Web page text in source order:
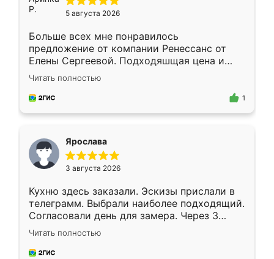
5 августа 2026
Больше всех мне понравилось
предложение от компании Ренессанс от
Елены Сергеевой. Подходяшщая цена и
короткие сроки изготовления. Приехавший
для замера сотрудник Владислав
предложил по моему эскизу самый
Читать полностью
1
Ярослава
3 августа 2026
Кухню здесь заказали. Эскизы прислали в
телеграмм. Выбрали наиболее подходящий.
Согласовали день для замера. Через 3
недели кухня была уже готова. Остались
довольны работой. Спасибо Ренессанс
мебель за качественную работу!
Читать полностью